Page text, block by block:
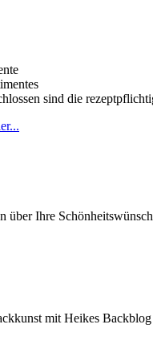
sind die
Ihre
mit Heikes Backblog